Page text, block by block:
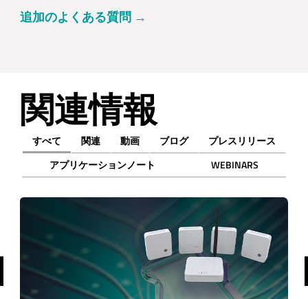
追加のよくある質問 →
関連情報
すべて 関連 動画 ブログ
プレスリリース
アプリケーションノート
WEBINARS